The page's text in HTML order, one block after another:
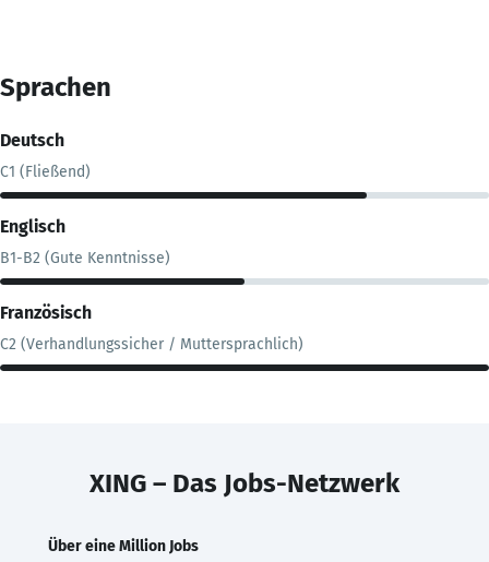
Sprachen
Deutsch
C1 (Fließend)
Englisch
B1-B2 (Gute Kenntnisse)
Französisch
C2 (Verhandlungssicher / Muttersprachlich)
XING – Das Jobs-Netzwerk
Über eine Million Jobs